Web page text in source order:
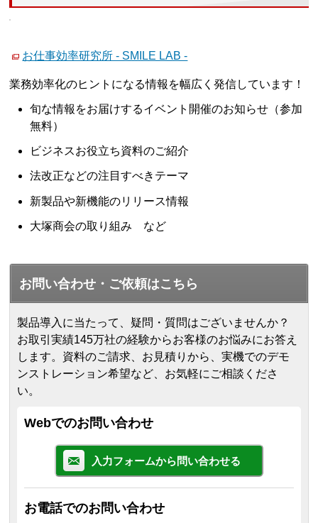
お仕事効率研究所 - SMILE LAB -
業務効率化のヒントになる情報を幅広く発信しています！
旬な情報をお届けするイベント開催のお知らせ（参加
無料）
ビジネスお役立ち資料のご紹介
法改正などの注目すべきテーマ
新製品や新機能のリリース情報
大塚商会の取り組み など
お問い合わせ・ご依頼はこちら
製品導入に当たって、疑問・質問はございませんか？
お取引実績145万社の経験からお客様のお悩みにお答え
します。 資料のご請求、お見積りから、実機でのデモ
ンストレーション希望など、お気軽にご相談くださ
い。
Webでのお問い合わせ
入力フォームから問い合わせる
お電話でのお問い合わせ